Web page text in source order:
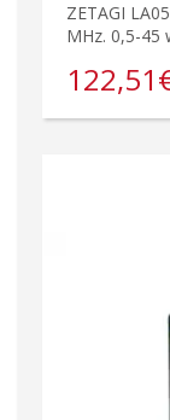
ZETAGI
MHz. 0,5-45
122,51